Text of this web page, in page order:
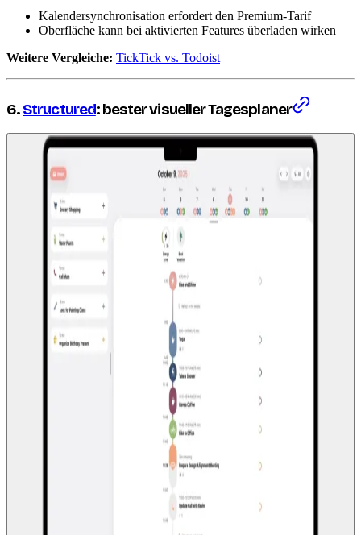
Kalendersynchronisation erfordert den Premium-Tarif
Oberfläche kann bei aktivierten Features überladen wirken
Weitere Vergleiche: TickTick vs. Todoist
6.Structured: bester visueller Tagesplaner